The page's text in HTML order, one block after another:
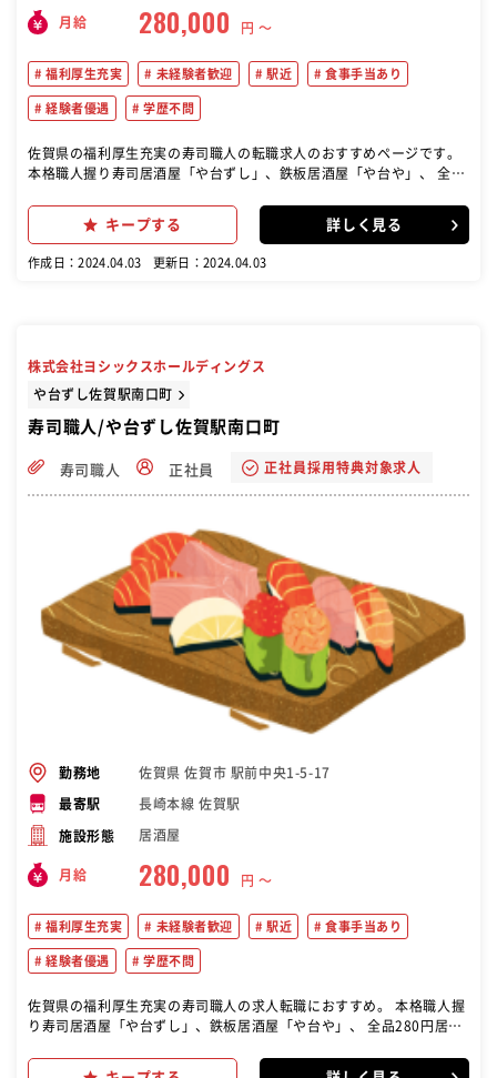
月給 280,000 円 〜
福利厚生充実 未経験者歓迎 駅近 食事手当あり
経験者優遇 学歴不問
佐賀県の福利厚生充実の寿司職人の転職求人のおすすめページです。
本格職人握り寿司居酒屋「や台ずし」、鉄板居酒屋「や台や」、 全品
望考慮)。接客や調理、店舗マネジメント、アルバイ トの面接といっ
た、店舗運営業務を行っていただきます。
キープする 詳しく見る
作成日：2024.04.03 更新日：2024.04.03
株式会社ヨシックスホールディングス
や台ずし佐賀駅南口町
寿司職人/や台ずし佐賀駅南口町
寿司職人 正社員 正社員採用特典対象求人
勤務地 佐賀県 佐賀市 駅前中央1-5-17
最寄駅 長崎本線 佐賀駅
施設形態 居酒屋
月給 280,000 円 〜
福利厚生充実 未経験者歓迎 駅近 食事手当あり
経験者優遇 学歴不問
佐賀県の福利厚生充実の寿司職人の求人転職におすすめ。 本格職人握
り寿司居酒屋「や台ずし」、鉄板居酒屋「や台や」、 全品280円居酒
接客や調理、店舗マネジメント、アルバイ トの面接といった、店舗運